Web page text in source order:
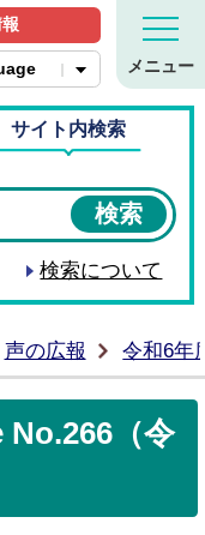
ホームページ
メニュー
サイト内検索
検索について
声の広報 令和6年
No.266（令